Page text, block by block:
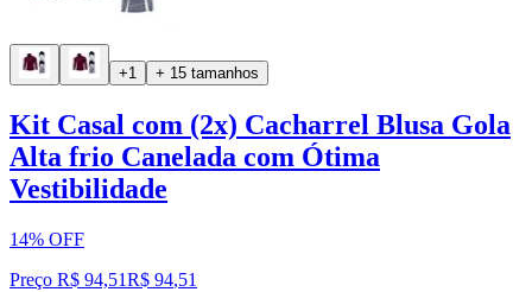
+1 + 15 tamanhos
Kit Casal com (2x) Cacharrel Blusa Gola
Alta frio Canelada com Ótima
Vestibilidade
14% OFF
Preço R$ 94,51R$ 94,51